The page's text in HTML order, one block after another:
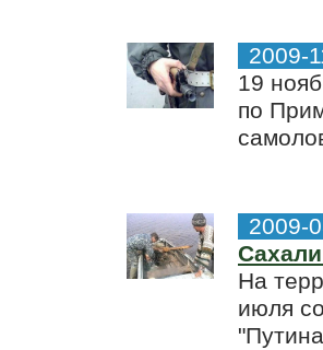
2009-
19
по
2009-
На
июля